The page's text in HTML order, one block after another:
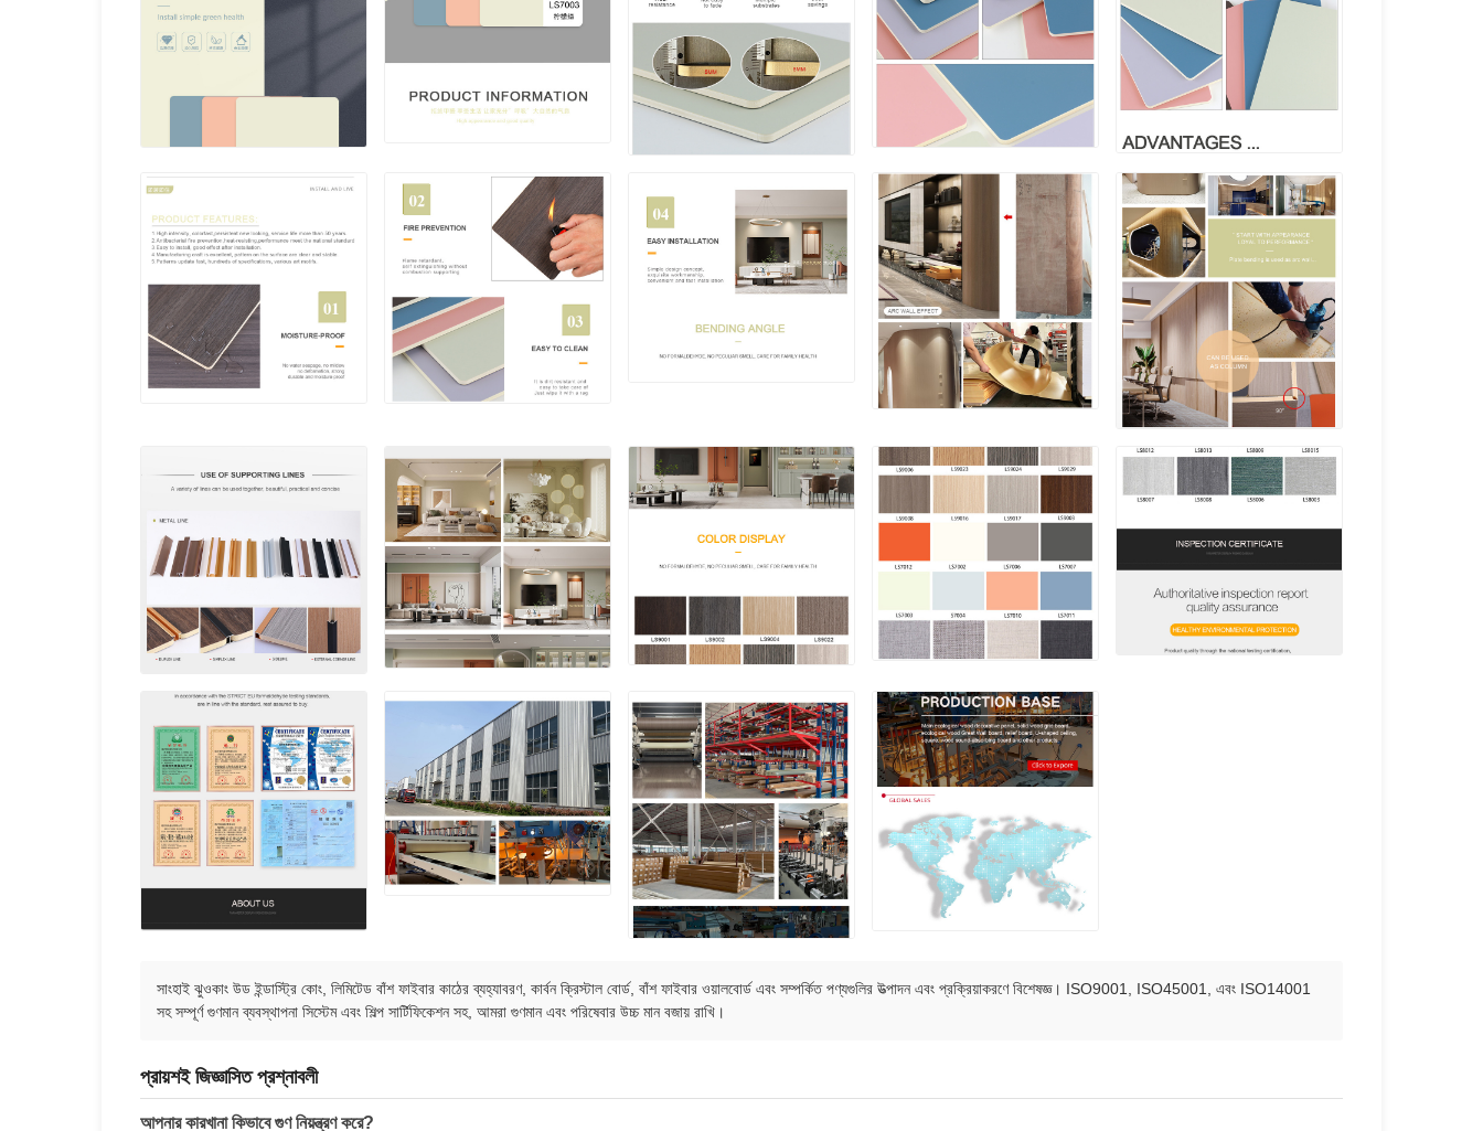
সাংহাই ঝুওকাং উড ইন্ডাস্ট্রি কোং, লিমিটেড বাঁশ ফাইবার কাঠের ব্যহ্যাবরণ, কার্বন ক্রিস্টাল বোর্ড, বাঁশ ফাইবার ওয়ালবোর্ড এবং সম্পর্কিত পণ্যগুলির উত্পাদন এবং প্রক্রিয়াকরণে বিশেষজ্ঞ। ISO9001, ISO45001, এবং ISO14001
সহ সম্পূর্ণ গুণমান ব্যবস্থাপনা সিস্টেম এবং শিল্প সার্টিফিকেশন সহ, আমরা গুণমান এবং পরিষেবার উচ্চ মান বজায় রাখি।
প্রায়শই জিজ্ঞাসিত প্রশ্নাবলী
আপনার কারখানা কিভাবে গুণ নিয়ন্ত্রণ করে?